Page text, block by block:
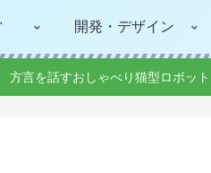
開発・デザイン
方言を話すおしゃべり猫型ロボッ